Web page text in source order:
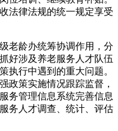
法律法规的统一规定享受
老龄办统筹协调作用，分
好涉及养老服务人才队伍
执行中遇到的重大问题。
政策实施情况跟踪监督，
务管理信息系统完善信息
务人才调查、统计、评估